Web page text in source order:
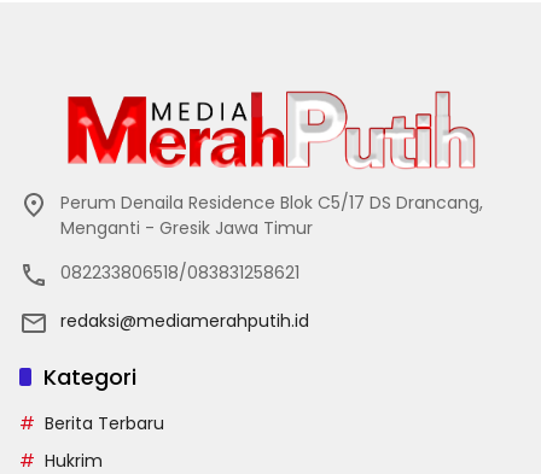
Perum Denaila Residence Blok C5/17 DS Drancang,
Menganti - Gresik Jawa Timur
082233806518/083831258621
redaksi@mediamerahputih.id
Kategori
Berita Terbaru
Hukrim